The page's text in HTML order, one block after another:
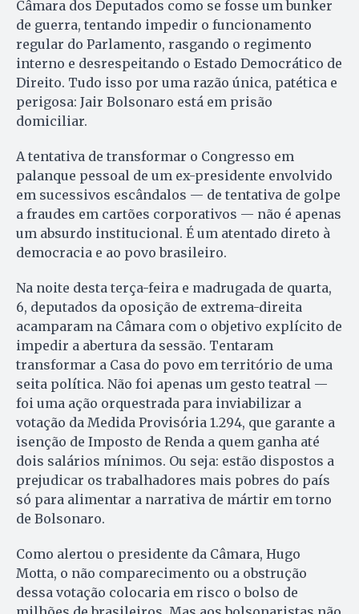
Câmara dos Deputados como se fosse um bunker
de guerra, tentando impedir o funcionamento
regular do Parlamento, rasgando o regimento
interno e desrespeitando o Estado Democrático de
Direito. Tudo isso por uma razão única, patética e
perigosa: Jair Bolsonaro está em prisão
domiciliar.
A tentativa de transformar o Congresso em
palanque pessoal de um ex-presidente envolvido
em sucessivos escândalos — de tentativa de golpe
a fraudes em cartões corporativos — não é apenas
um absurdo institucional. É um atentado direto à
democracia e ao povo brasileiro.
Na noite desta terça-feira e madrugada de quarta,
6, deputados da oposição de extrema-direita
acamparam na Câmara com o objetivo explícito de
impedir a abertura da sessão. Tentaram
transformar a Casa do povo em território de uma
seita política. Não foi apenas um gesto teatral —
foi uma ação orquestrada para inviabilizar a
votação da Medida Provisória 1.294, que garante a
isenção de Imposto de Renda a quem ganha até
dois salários mínimos. Ou seja: estão dispostos a
prejudicar os trabalhadores mais pobres do país
só para alimentar a narrativa de mártir em torno
de Bolsonaro.
Como alertou o presidente da Câmara, Hugo
Motta, o não comparecimento ou a obstrução
dessa votação colocaria em risco o bolso de